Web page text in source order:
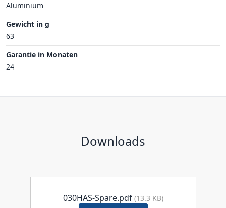
Aluminium
Gewicht in g
63
Garantie in Monaten
24
Downloads
030HAS-Spare.pdf (13.3 KB)